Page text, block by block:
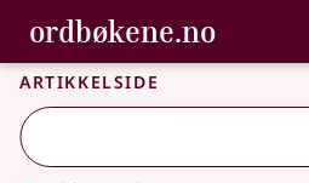
Gå til hovudinnhald
Tilgjenge
ordbøkene.no,
Bokmålsordboka og Nynorskordboka
Artikkelside